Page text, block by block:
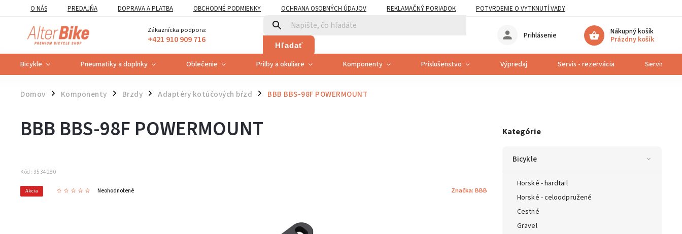
O NÁS PREDAJŇA DOPRAVA A PLATBA OBCHODNÉ PODMIENKY OCHRANA OSOBNÝCH ÚDAJOV REKLAMAČNÝ PORIADOK
POTVRDENIE O VYTKNUTÍ VADY
POUČENIE O UPLATNENÍ PRÁVA SPOTREBITEĽA NA ODSTÚPENIE
Zákaznícka podpora:
+421 910 909 716 Hľadať
Nákupný košík
Prázdny košík
Prihlásenie
Bicykle Pneumatiky a doplnky Oblečenie Prilby a okuliare Komponenty Príslušenstvo Výpredaj Servis - rezervácia Servis
Domov / Komponenty / Brzdy / Adaptéry kotúčových bŕzd / BBB BBS-98F POWERMOUNT
Kategórie
Bicykle
Horské - hardtail
Horské - celoodpružené
Cestné
Gravel
BBB BBS-98F POWERMOUNT
Kód: 3534280
Akcia Neohodnotené Značka: BBB